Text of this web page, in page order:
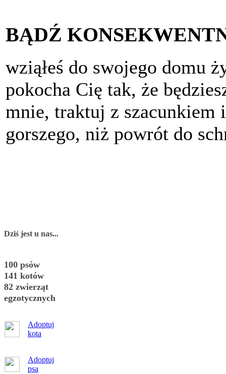
BĄDŹ
wziąłeś do swojego domu
pokocha Cię tak, że
mnie, traktuj z szacunkiem
gorszego, niż powrót do
Dziś jest u nas...
100 psów
141 kotów
82 zwierząt
egzotycznych
Adoptuj
kota
Adoptuj
psa